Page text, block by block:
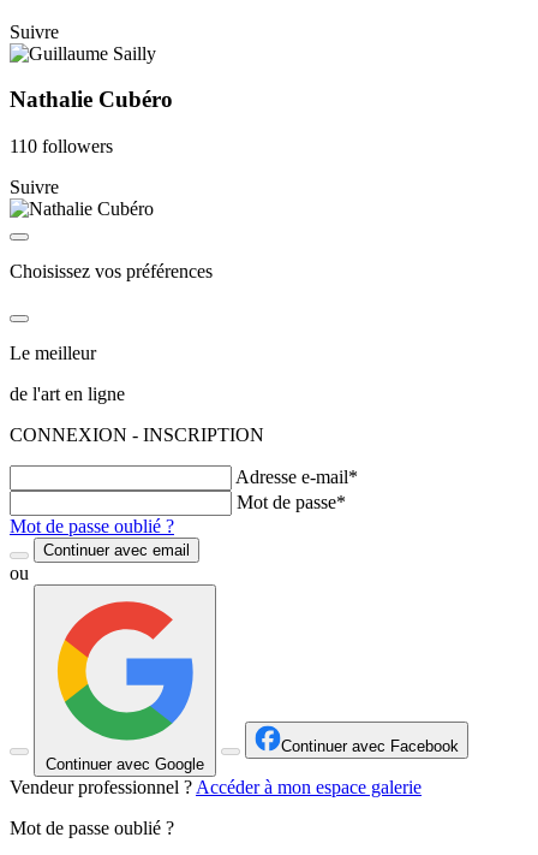
Suivre
Nathalie Cubéro
110 followers
Suivre
Choisissez vos préférences
Le meilleur
de l'art en ligne
CONNEXION - INSCRIPTION
Adresse e-mail*
Mot de passe*
Mot de passe oublié ?
Continuer avec email
ou
Continuer avec Google
Continuer avec Facebook
Vendeur professionnel ? Accéder à mon espace galerie
Mot de passe oublié ?